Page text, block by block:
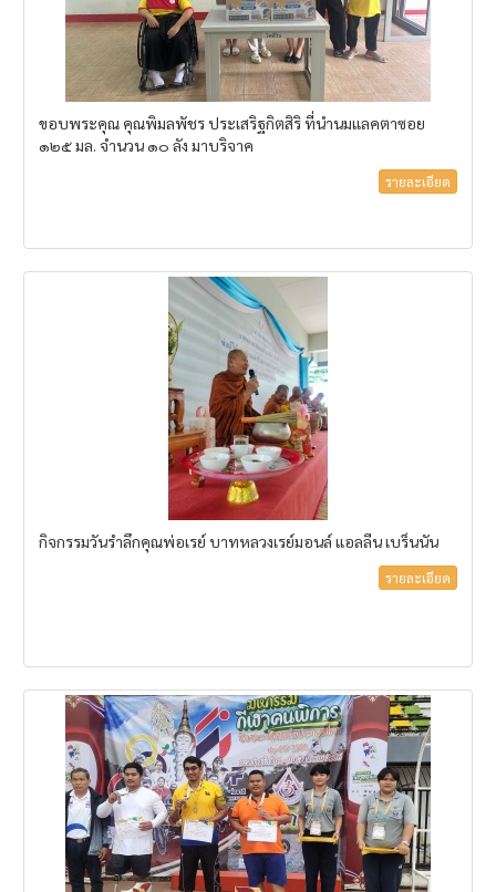
ขอบพระคุณ คุณพิมลพัชร ประเสริฐกิตสิริ ที่นำนมแลคตาซอย
๑๒๕ มล. จำนวน ๑๐ ลัง มาบริจาค
รายละเอียด
กิจกรรมวันรำลึกคุณพ่อเรย์ บาทหลวงเรย์มอนล์ แอลลีน เบร็นนัน
รายละเอียด